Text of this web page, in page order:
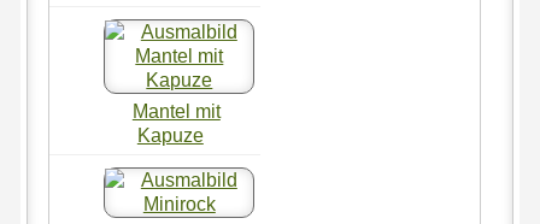
Mantel mit
Kapuze